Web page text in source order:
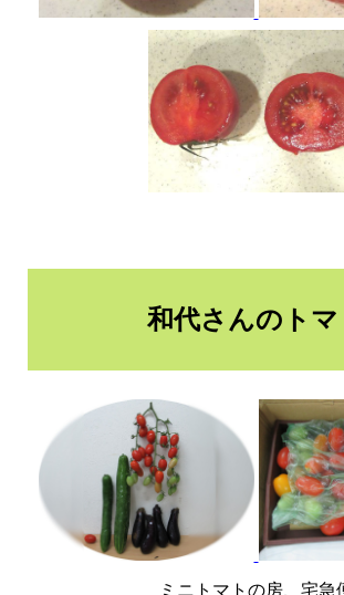
和代さんのトマ
ミニトマトの房、宅急